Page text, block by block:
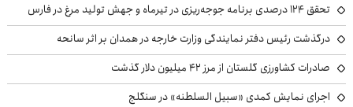
تحقق ۱۲۴ درصدی برنامه جوجه‌ریزی در تیرماه و جهش تولید مرغ در فارس
درگذشت رئیس دفتر نمایندگی وزارت خارجه در همدان بر اثر سانحه
صادرات کشاورزی گلستان از مرز ۴۲ میلیون دلار گذشت
اجرای نمایش کمدی «سبیل السلطنه» در سنگلج